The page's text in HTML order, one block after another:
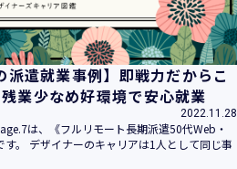
当社」といいます。）が取得する
に係る以下の情報をいいます。
派遣就業事例】即戦力だからこ
業少なめ好環境で安心就業
2022.11.28
は、《フルリモート長期派遣50代Web・
。 デザイナーのキャリアは1人として同じ事